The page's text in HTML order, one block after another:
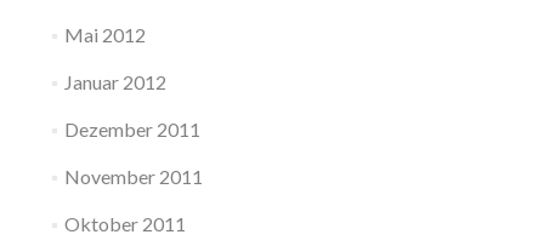
Mai 2012
Januar 2012
Dezember 2011
November 2011
Oktober 2011